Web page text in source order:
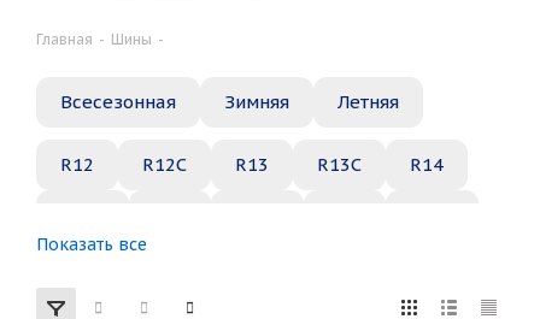
Главная - Шины -
Всесезонная Зимняя Летняя
R12 R12C R13 R13C R14
Показать все